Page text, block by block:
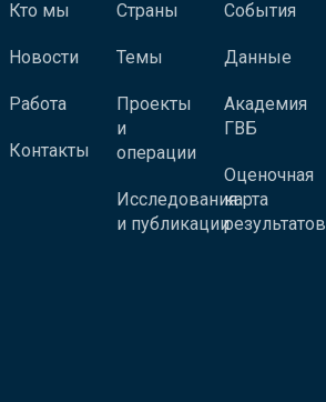
Кто мы
Новости
Работа
Контакты
Страны
Темы
Проекты
и
операции
Исследования
и публикации
События
Данные
Академия
ГВБ
Оценочная
карта
результатов